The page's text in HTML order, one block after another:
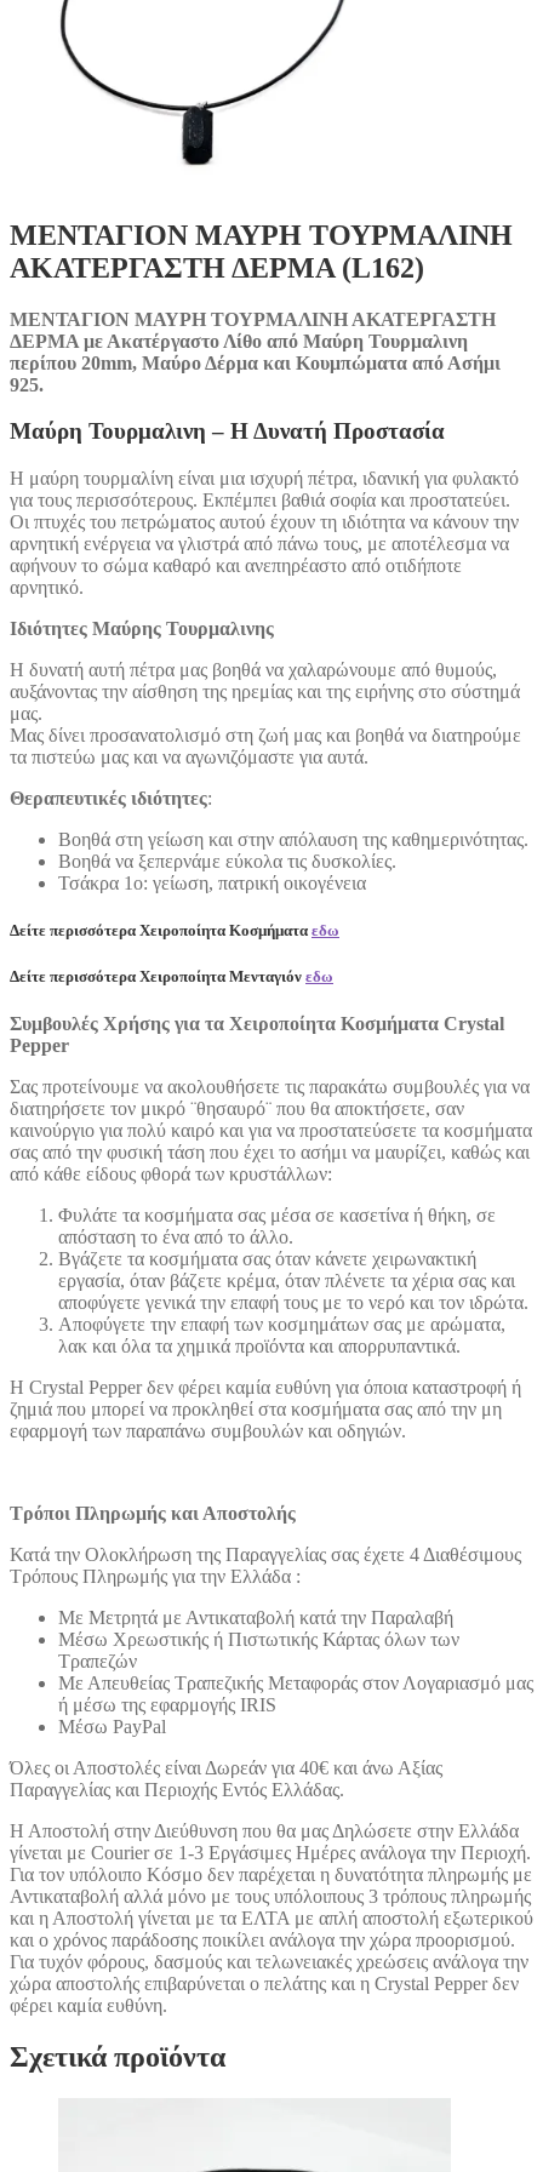
ΜΕΝΤΑΓΙΟΝ ΜΑΥΡΗ ΤΟΥΡΜΑΛΙΝΗ
ΑΚΑΤΕΡΓΑΣΤΗ ΔΕΡΜΑ (L162)
ΜΕΝΤΑΓΙΟΝ ΜΑΥΡΗ ΤΟΥΡΜΑΛΙΝΗ ΑΚΑΤΕΡΓΑΣΤΗ
ΔΕΡΜΑ με Ακατέργαστο Λίθο από Μαύρη Τουρμαλινη
περίπου 20mm, Μαύρο Δέρμα και Κουμπώματα από Ασήμι
925.
Μαύρη Τουρμαλινη – Η Δυνατή Προστασία
Η μαύρη τουρμαλίνη είναι μια ισχυρή πέτρα, ιδανική για φυλακτό
για τους περισσότερους. Εκπέμπει βαθιά σοφία και προστατεύει.
Οι πτυχές του πετρώματος αυτού έχουν τη ιδιότητα να κάνουν την
αρνητική ενέργεια να γλιστρά από πάνω τους, με αποτέλεσμα να
αφήνουν το σώμα καθαρό και ανεπηρέαστο από οτιδήποτε
αρνητικό.
Ιδιότητες Μαύρης Τουρμαλινης
Η δυνατή αυτή πέτρα μας βοηθά να χαλαρώνουμε από θυμούς,
αυξάνοντας την αίσθηση της ηρεμίας και της ειρήνης στο σύστημά
μας.
Μας δίνει προσανατολισμό στη ζωή μας και βοηθά να διατηρούμε
τα πιστεύω μας και να αγωνιζόμαστε για αυτά.
Θεραπευτικές ιδιότητες:
Βοηθά στη γείωση και στην απόλαυση της καθημερινότητας.
Βοηθά να ξεπερνάμε εύκολα τις δυσκολίες.
Τσάκρα 1ο: γείωση, πατρική οικογένεια
Δείτε περισσότερα Χειροποίητα Κοσμήματα εδω
Δείτε περισσότερα Χειροποίητα Μενταγιόν εδω
Συμβουλές Χρήσης για τα Χειροποίητα Κοσμήματα Crystal
Pepper
Σας προτείνουμε να ακολουθήσετε τις παρακάτω συμβουλές για να
διατηρήσετε τον μικρό ¨θησαυρό¨ που θα αποκτήσετε, σαν
καινούργιο για πολύ καιρό και για να προστατεύσετε τα κοσμήματα
σας από την φυσική τάση που έχει το ασήμι να μαυρίζει, καθώς και
από κάθε είδους φθορά των κρυστάλλων:
Φυλάτε τα κοσμήματα σας μέσα σε κασετίνα ή θήκη, σε
απόσταση το ένα από το άλλο.
Βγάζετε τα κοσμήματα σας όταν κάνετε χειρωνακτική
εργασία, όταν βάζετε κρέμα, όταν πλένετε τα χέρια σας και
αποφύγετε γενικά την επαφή τους με το νερό και τον ιδρώτα.
Αποφύγετε την επαφή των κοσμημάτων σας με αρώματα,
λακ και όλα τα χημικά προϊόντα και απορρυπαντικά.
Η Crystal Pepper δεν φέρει καμία ευθύνη για όποια καταστροφή ή
ζημιά που μπορεί να προκληθεί στα κοσμήματα σας από την μη
εφαρμογή των παραπάνω συμβουλών και οδηγιών.
Τρόποι Πληρωμής και Αποστολής
Κατά την Ολοκλήρωση της Παραγγελίας σας έχετε 4 Διαθέσιμους
Τρόπους Πληρωμής για την Ελλάδα :
Με Μετρητά με Αντικαταβολή κατά την Παραλαβή
Μέσω Χρεωστικής ή Πιστωτικής Κάρτας όλων των
Τραπεζών
Με Απευθείας Τραπεζικής Μεταφοράς στον Λογαριασμό μας
ή μέσω της εφαρμογής IRIS
Μέσω PayPal
Όλες οι Αποστολές είναι Δωρεάν για 40€ και άνω Αξίας
Παραγγελίας και Περιοχής Εντός Ελλάδας.
Η Αποστολή στην Διεύθυνση που θα μας Δηλώσετε στην Ελλάδα
γίνεται με Courier σε 1-3 Εργάσιμες Ημέρες ανάλογα την Περιοχή.
Για τον υπόλοιπο Κόσμο δεν παρέχεται η δυνατότητα πληρωμής με
Αντικαταβολή αλλά μόνο με τους υπόλοιπους 3 τρόπους πληρωμής
και η Αποστολή γίνεται με τα ΕΛΤΑ με απλή αποστολή εξωτερικού
και ο χρόνος παράδοσης ποικίλει ανάλογα την χώρα προορισμού.
Για τυχόν φόρους, δασμούς και τελωνειακές χρεώσεις ανάλογα την
χώρα αποστολής επιβαρύνεται ο πελάτης και η Crystal Pepper δεν
φέρει καμία ευθύνη.
Σχετικά προϊόντα